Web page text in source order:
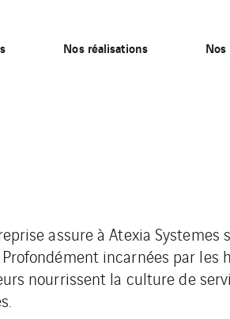
Nos réalisations
assure à Atexia
incarnées par les
nourrissent la culture de